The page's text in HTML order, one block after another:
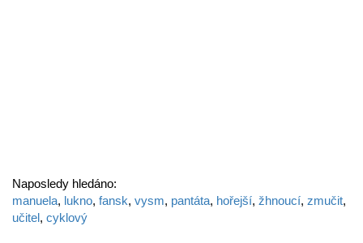
Naposledy hledáno:
manuela, lukno, fansk, vysm, pantáta, hořejší, žhnoucí, zmučit,
učitel, cyklový